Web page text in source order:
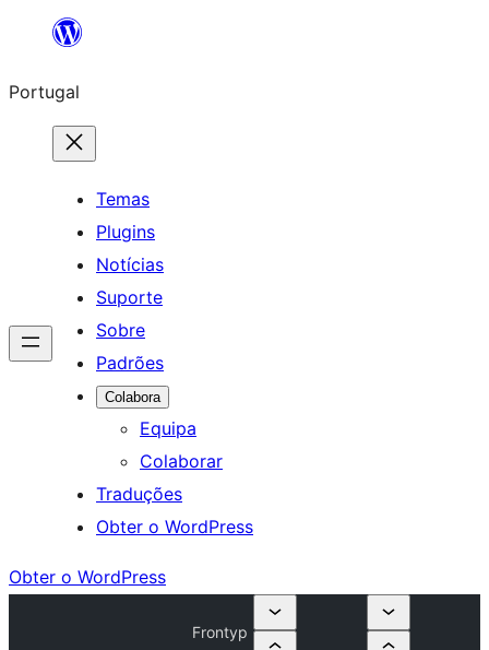
Saltar
o
conteúdo
Portugal
Temas
Plugins
Notícias
Suporte
Sobre
Padrões
Colabora
Equipa
Colaborar
Traduções
Obter o WordPress
Obter o WordPress
Frontyp